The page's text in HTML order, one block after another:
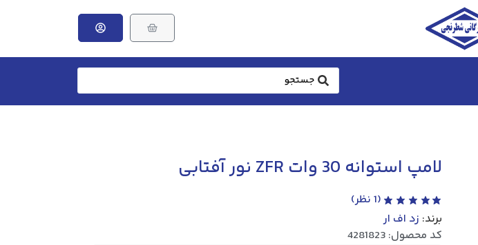
لامپ استوانه‌ 30 وات ZFR نور آفتابی
(
1 نظر)
برند: زد اف ار
کد محصول: 4281823